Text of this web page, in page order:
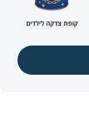
קופת צדקה לילדים